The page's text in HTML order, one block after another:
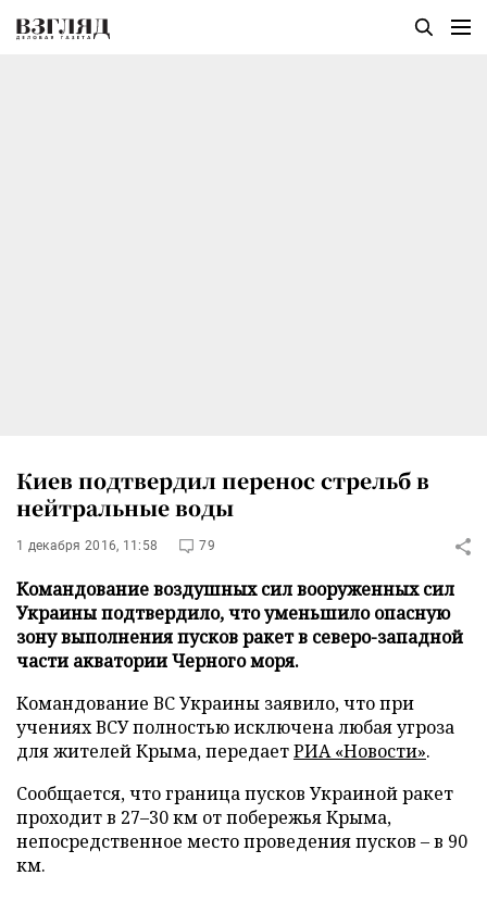
Киев подтвердил перенос стрельб в
нейтральные воды
1 декабря 2016, 11:58 79
Командование воздушных сил вооруженных сил
Украины подтвердило, что уменьшило опасную
зону выполнения пусков ракет в северо-западной
части акватории Черного моря.
Командование ВС Украины заявило, что при
учениях ВСУ полностью исключена любая угроза
для жителей Крыма, передаетРИА «Новости».
Сообщается, что граница пусков Украиной ракет
проходит в 27–30 км от побережья Крыма,
непосредственное место проведения пусков – в 90
км.